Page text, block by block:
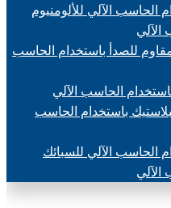
الحاسب الآلي للألومنيوم
الآلي
للصدأ باستخدام الحاسب
الحاسب الآلي
باستخدام الحاسب
الحاسب الآلي للسبائك
الآلي